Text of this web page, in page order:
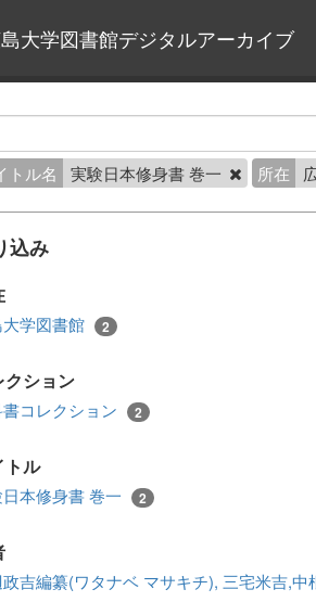
大学図書館デジタルアーカイブ
トル名 実験日本修身書 巻一 所在
込み
学図書館 2
クション
コレクション 2
トル
本修身書 巻一 2
吉編纂(ワタナベ マサキチ), 三宅米吉,